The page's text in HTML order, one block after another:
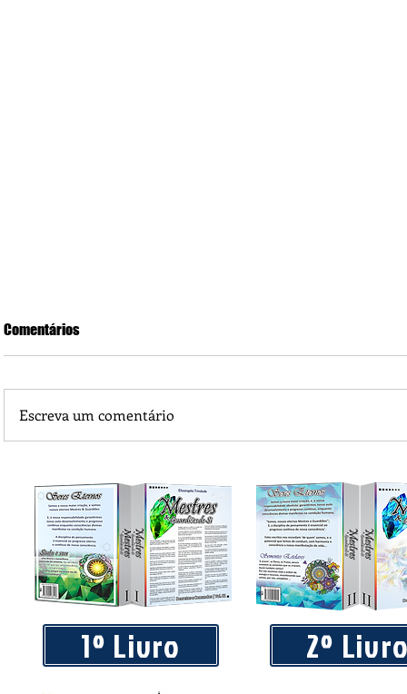
O Jornal A Folha do Vale também é de Castanheira MT
Comentários
Escreva um comentário
1º Livro 2º